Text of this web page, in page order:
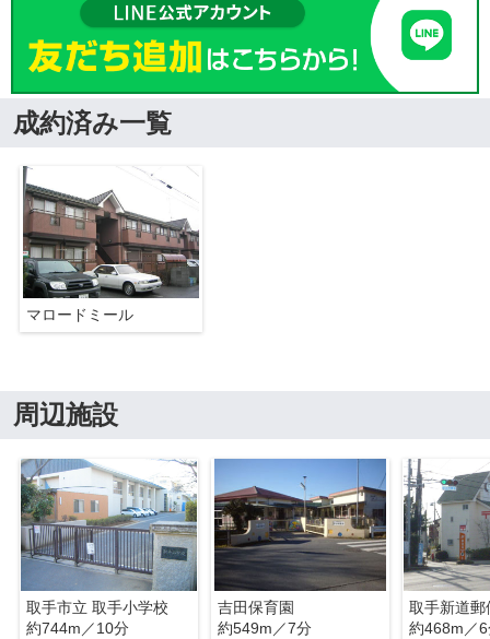
成約済み一覧
マロードミール
周辺施設
取手市立 取手小学校
約744m／10分
吉田保育園
約549m／7分
取手新道郵
約468m／